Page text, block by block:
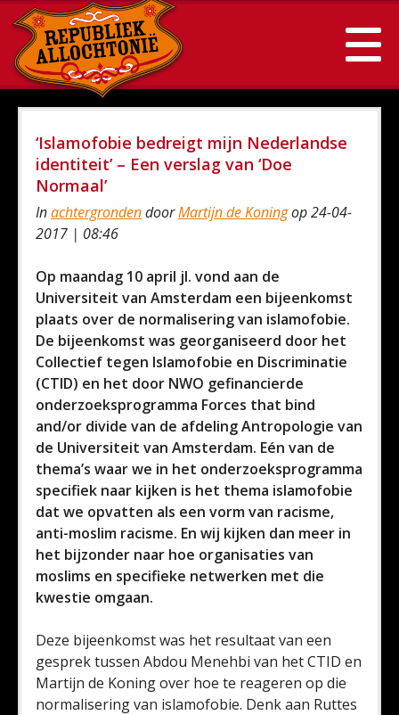
‘Islamofobie bedreigt mijn Nederlandse
identiteit’ – Een verslag van ‘Doe
Normaal’
InachtergrondendoorMartijn de Koningop 24-04-
2017 | 08:46
Op maandag 10 april jl. vond aan de
Universiteit van Amsterdam een bijeenkomst
plaats over de normalisering van islamofobie.
De bijeenkomst was georganiseerd door het
Collectief tegen Islamofobie en Discriminatie
(CTID) en het door NWO gefinancierde
onderzoeksprogramma Forces that bind
and/or divide van de afdeling Antropologie van
de Universiteit van Amsterdam. Eén van de
thema’s waar we in het onderzoeksprogramma
specifiek naar kijken is het thema islamofobie
dat we opvatten als een vorm van racisme,
anti-moslim racisme. En wij kijken dan meer in
het bijzonder naar hoe organisaties van
moslims en specifieke netwerken met die
kwestie omgaan.
Deze bijeenkomst was het resultaat van een
gesprek tussen Abdou Menehbi van het CTID en
Martijn de Koning over hoe te reageren op die
normalisering van islamofobie. Denk aan Ruttes